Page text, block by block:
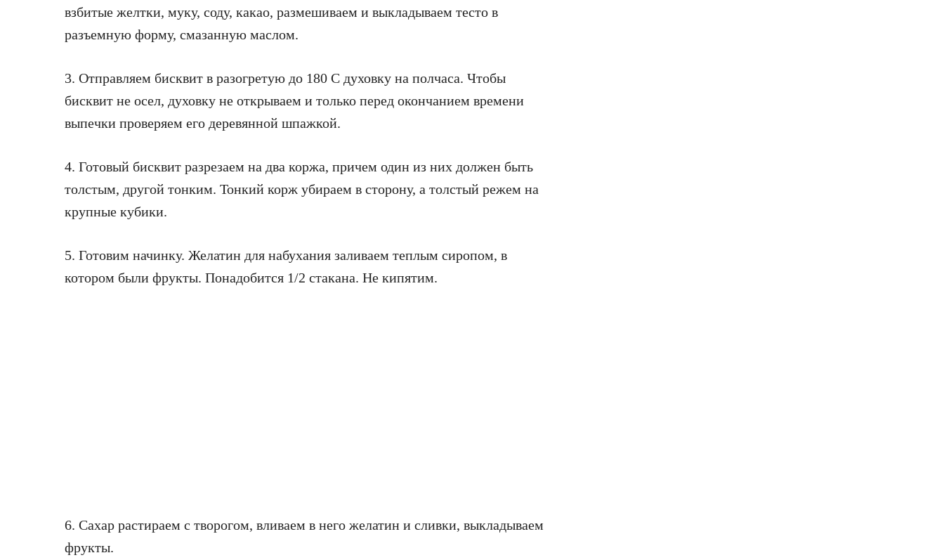
взбитые желтки, муку, соду, какао, размешиваем и выкладываем тесто в
разъемную форму, смазанную маслом.
3. Отправляем бисквит в разогретую до 180 С духовку на полчаса. Чтобы
бисквит не осел, духовку не открываем и только перед окончанием времени
выпечки проверяем его деревянной шпажкой.
4. Готовый бисквит разрезаем на два коржа, причем один из них должен быть
толстым, другой тонким. Тонкий корж убираем в сторону, а толстый режем на
крупные кубики.
5. Готовим начинку. Желатин для набухания заливаем теплым сиропом, в
котором были фрукты. Понадобится 1/2 стакана. Не кипятим.
6. Сахар растираем с творогом, вливаем в него желатин и сливки, выкладываем
фрукты.